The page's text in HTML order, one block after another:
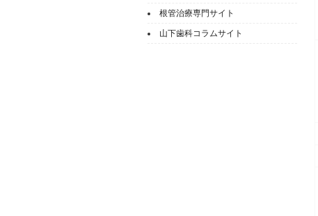
根管治療専門サイト
山下歯科コラムサイト